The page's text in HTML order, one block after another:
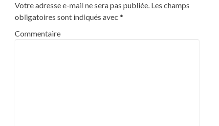
Votre adresse e-mail ne sera pas publiée. Les champs
obligatoires sont indiqués avec *
Commentaire